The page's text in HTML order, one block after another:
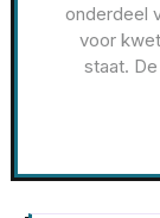
onderdeel
voor
staat.